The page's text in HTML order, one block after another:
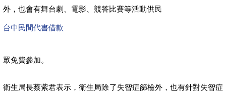
外，也會有舞台劇、電影、競答比賽等活動供民
台中民間代書借款
眾免費參加。
衛生局長蔡紫君表示，衛生局除了失智症篩檢外，也有針對失智症